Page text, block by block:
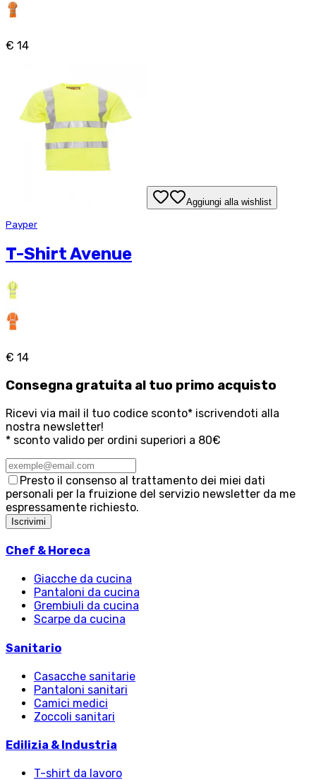
€ 14
Aggiungi alla wishlist
Payper
T-Shirt Avenue
€ 14
Consegna gratuita al tuo primo acquisto
Ricevi via mail il tuo codice sconto* iscrivendoti alla
nostra newsletter!
* sconto valido per ordini superiori a 80€
Presto il consenso al trattamento dei miei dati
personali per la fruizione del servizio newsletter da me
espressamente richiesto.
Iscrivimi
Chef & Horeca
Giacche da cucina
Pantaloni da cucina
Grembiuli da cucina
Scarpe da cucina
Sanitario
Casacche sanitarie
Pantaloni sanitari
Camici medici
Zoccoli sanitari
Edilizia & Industria
T-shirt da lavoro